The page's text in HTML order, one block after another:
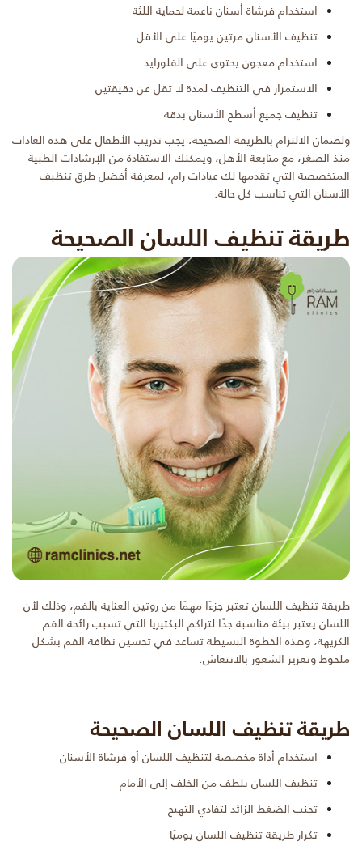
استخدام فرشاة أسنان ناعمة لحماية اللثة
تنظيف الأسنان مرتين يوميًا على الأقل
استخدام معجون يحتوي على الفلورايد
الاستمرار في التنظيف لمدة لا تقل عن دقيقتين
تنظيف جميع أسطح الأسنان بدقة
ولضمان الالتزام بالطريقة الصحيحة، يجب تدريب الأطفال على هذه العادات
منذ الصغر، مع متابعة الأهل، ويمكنك الاستفادة من الإرشادات الطبية
المتخصصة التي تقدمها لك عيادات رام، لمعرفة أفضل طرق تنظيف
الأسنان التي تناسب كل حالة.
طريقة تنظيف اللسان الصحيحة
طريقة تنظيف اللسان تعتبر جزءًا مهمًا من روتين العناية بالفم، وذلك لأن
اللسان يعتبر بيئة مناسبة جدًا لتراكم البكتيريا التي تسبب رائحة الفم
الكريهة، وهذه الخطوة البسيطة تساعد في تحسين نظافة الفم بشكل
ملحوظ وتعزيز الشعور بالانتعاش.
طريقة تنظيف اللسان الصحيحة
استخدام أداة مخصصة لتنظيف اللسان أو فرشاة الأسنان
تنظيف اللسان بلطف من الخلف إلى الأمام
تجنب الضغط الزائد لتفادي التهيج
تكرار طريقة تنظيف اللسان يوميًا